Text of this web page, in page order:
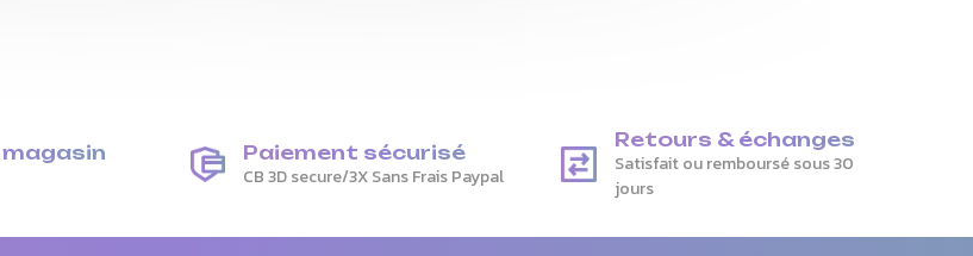
Paiement sécurisé
CB 3D secure/3X Sans Frais Paypal
Retours & échanges
Satisfait ou remboursé sous 30
jours